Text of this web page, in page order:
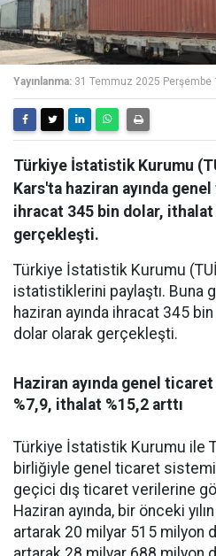
Yayınlanma: 31 Temmuz 2025 Perşembe
Türkiye İstatistik Kurumu
Kars'ta haziran ayında
ihracat 345 bin dolar,
gerçekleşti.
Türkiye İstatistik Kurumu
istatistiklerini paylaştı. Buna
haziran ayında ihracat 345
dolar olarak gerçekleşti.
Haziran ayında genel
%7,9, ithalat %15,2 arttı
Türkiye İstatistik Kurumu ile
birliğiyle genel ticaret
geçici dış ticaret verilerine
Haziran ayında, bir önceki
artarak 20 milyar 515 milyon